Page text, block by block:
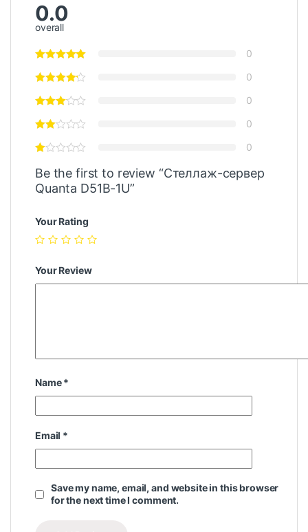
0.0
overall
0
0
0
0
0
Be the first to review “Стеллаж-сервер
Quanta D51B-1U”
Your Rating
Your Review
Name*
Email *
Save my name, email, and website in this browser
for the next time I comment.